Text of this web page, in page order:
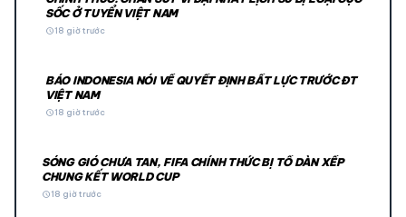
SỐC Ở TUYỂN VIỆT NAM
schedule18 giờ trước
BÁO INDONESIA NÓI VỀ QUYẾT ĐỊNH BẤT LỰC TRƯỚC ĐT
VIỆT NAM
schedule18 giờ trước
SÓNG GIÓ CHƯA TAN, FIFA CHÍNH THỨC BỊ TỐ DÀN XẾP
CHUNG KẾT WORLD CUP
schedule18 giờ trước